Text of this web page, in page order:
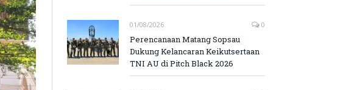
01/08/2026 0
Perencanaan Matang Sopsau
Dukung Kelancaran Keikutsertaan
TNI AU di Pitch Black 2026